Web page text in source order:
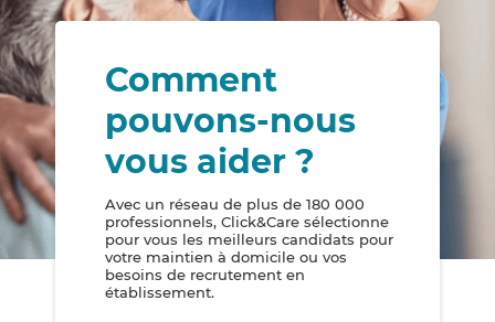
Comment
pouvons-nous
vous aider ?
Avec un réseau de plus de 180 000
professionnels, Click&Care sélectionne
pour vous les meilleurs candidats pour
votre maintien à domicile ou vos
besoins de recrutement en
établissement.